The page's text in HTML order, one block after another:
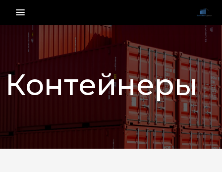
menu_vert
Контейнеры
НАЗАД ВПЕРЕД